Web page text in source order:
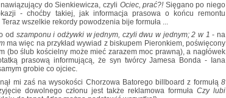
do Sienkiewicza, czyli Ociec, prać?! Sięgano po niego
- choćby takiej, jak informacja prasowa o końcu remontu
wszelkie rekordy powodzenia bije formuła ...
od szamponu i odżywki w jednym, czyli dwu w jednym; 2 w 1- na
ma więc na przykład wywiad z biskupem Pieronkiem, poświęcony
(bo ślub kościelny może mieć zarazem moc prawną), a nagłówek
prasową informującą, że syn twórcy Jamesa Bonda - Iana
grobie co ojciec.
mi zaś na wysokości Chorzowa Batorego billboard z formułą 8
dowolnego członu jest także reklamowa formuła Czy lubi